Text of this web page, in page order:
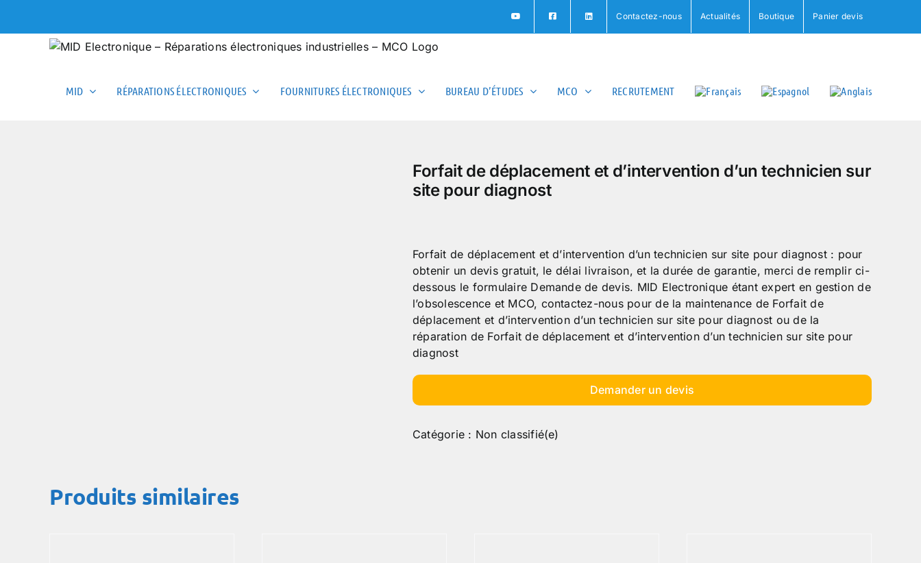
Contactez-nous Actualités Boutique Panier devis
MID RÉPARATIONS ÉLECTRONIQUES FOURNITURES ÉLECTRONIQUES BUREAU D’ÉTUDES MCO RECRUTEMENT
Forfait de déplacement et d’intervention d’un technicien sur
site pour diagnost
Forfait de déplacement et d’intervention d’un technicien sur site pour diagnost : pour
obtenir un devis gratuit, le délai livraison, et la durée de garantie, merci de remplir ci-
dessous le formulaire Demande de devis. MID Electronique étant expert en gestion de
l’obsolescence et MCO, contactez-nous pour de la maintenance de Forfait de
déplacement et d’intervention d’un technicien sur site pour diagnost ou de la
réparation de Forfait de déplacement et d’intervention d’un technicien sur site pour
diagnost
Demander un devis
Catégorie : Non classifié(e)
Produits similaires